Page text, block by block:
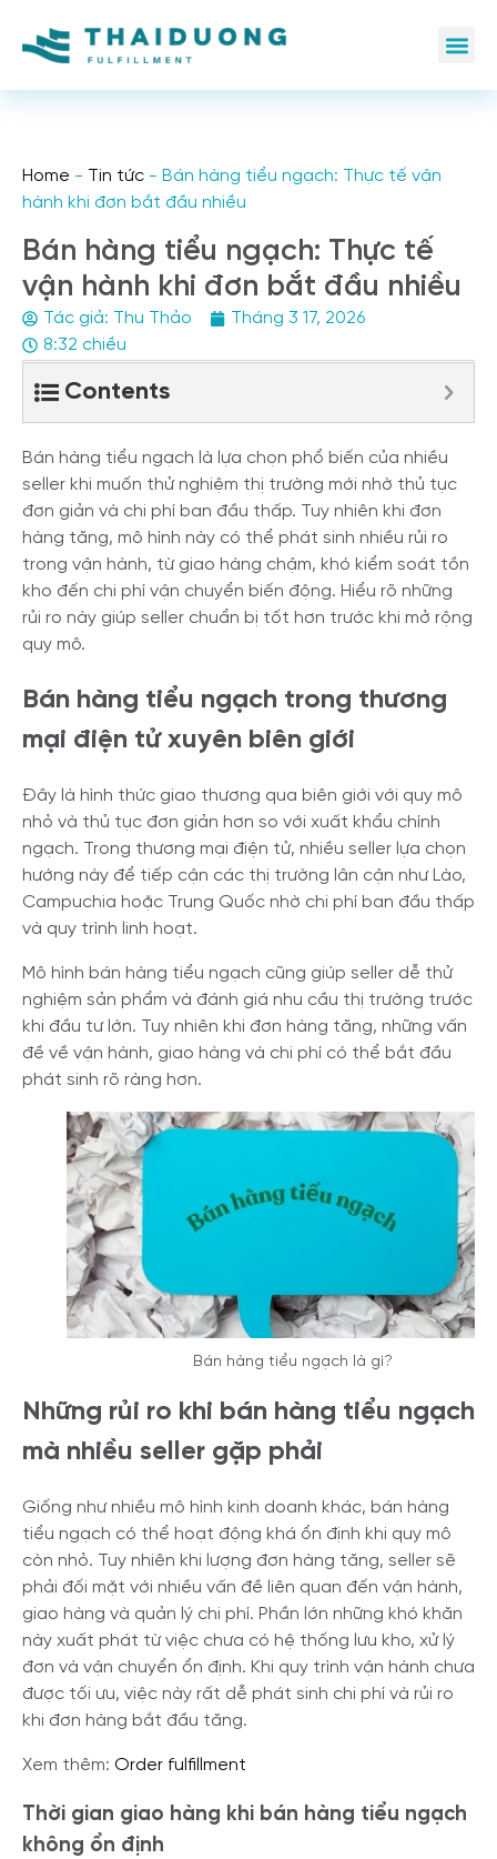
Home - Tin tức - Bán hàng tiểu ngạch: Thực tế vận
hành khi đơn bắt đầu nhiều
Bán hàng tiểu ngạch: Thực tế
vận hành khi đơn bắt đầu nhiều
Tác giả: Thu Thảo
Tháng 3 17, 2026
8:32 chiều
Contents
Bán hàng tiểu ngạch là lựa chọn phổ biến của nhiều
seller khi muốn thử nghiệm thị trường mới nhờ thủ tục
đơn giản và chi phí ban đầu thấp. Tuy nhiên khi đơn
hàng tăng, mô hình này có thể phát sinh nhiều rủi ro
trong vận hành, từ giao hàng chậm, khó kiểm soát tồn
kho đến chi phí vận chuyển biến động. Hiểu rõ những
rủi ro này giúp seller chuẩn bị tốt hơn trước khi mở rộng
quy mô.
Bán hàng tiểu ngạch trong thương
mại điện tử xuyên biên giới
Đây là hình thức giao thương qua biên giới với quy mô
nhỏ và thủ tục đơn giản hơn so với xuất khẩu chính
ngạch. Trong thương mại điện tử, nhiều seller lựa chọn
hướng này để tiếp cận các thị trường lân cận như Lào,
Campuchia hoặc Trung Quốc nhờ chi phí ban đầu thấp
và quy trình linh hoạt.
Mô hình bán hàng tiểu ngạch cũng giúp seller dễ thử
nghiệm sản phẩm và đánh giá nhu cầu thị trường trước
khi đầu tư lớn. Tuy nhiên khi đơn hàng tăng, những vấn
đề về vận hành, giao hàng và chi phí có thể bắt đầu
phát sinh rõ ràng hơn.
Bán hàng tiểu ngạch là gì?
Những rủi ro khi bán hàng tiểu ngạch
mà nhiều seller gặp phải
Giống như nhiều mô hình kinh doanh khác, bán hàng
tiểu ngạch có thể hoạt động khá ổn định khi quy mô
còn nhỏ. Tuy nhiên khi lượng đơn hàng tăng, seller sẽ
phải đối mặt với nhiều vấn đề liên quan đến vận hành,
giao hàng và quản lý chi phí. Phần lớn những khó khăn
này xuất phát từ việc chưa có hệ thống lưu kho, xử lý
đơn và vận chuyển ổn định. Khi quy trình vận hành chưa
được tối ưu, việc này rất dễ phát sinh chi phí và rủi ro
khi đơn hàng bắt đầu tăng.
Xem thêm: Order fulfillment
Thời gian giao hàng khi bán hàng tiểu ngạch
không ổn định